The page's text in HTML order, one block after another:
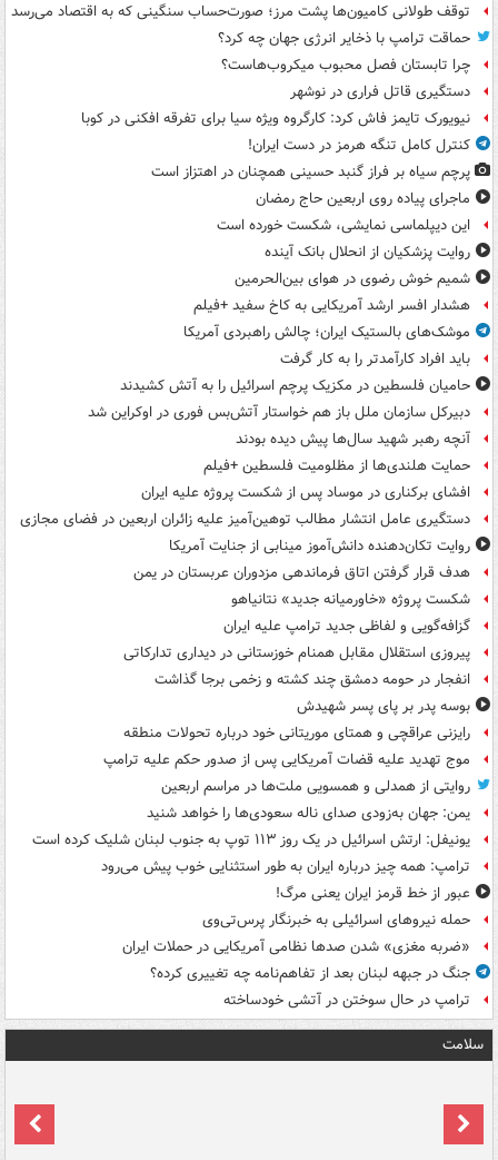
توقف طولانی کامیون‌ها پشت مرز؛ صورت‌حساب سنگینی که به اقتصاد می‌رسد
حماقت ترامپ با ذخایر انرژی جهان چه کرد؟
چرا تابستان فصل محبوب میکروب‌هاست؟
دستگیری قاتل فراری در نوشهر
نیویورک تایمز فاش کرد: کارگروه ویژه سیا برای تفرقه افکنی در کوبا
کنترل کامل تنگه هرمز در دست ایران!
پرچم سیاه بر فراز گنبد حسینی همچنان در اهتزاز است
ماجرای پیاده روی اربعین حاج رمضان
این دیپلماسی نمایشی، شکست خورده است
روایت پزشکیان از انحلال بانک آینده
شمیم خوش رضوی در هوای بین‌الحرمین
هشدار افسر ارشد آمریکایی به کاخ سفید +فیلم
موشک‌های بالستیک ایران؛ چالش راهبردی آمریکا
باید افراد کارآمدتر را به کار گرفت
حامیان فلسطین در مکزیک پرچم اسرائیل را به آتش کشیدند
دبیرکل سازمان ملل باز هم خواستار آتش‌بس فوری در اوکراین شد
آنچه رهبر شهید سال‌ها پیش دیده بودند
حمایت هلندی‌ها از مظلومیت فلسطین +فیلم
افشای برکناری در موساد پس از شکست پروژه علیه ایران
دستگیری عامل انتشار مطالب توهین‌آمیز علیه زائران اربعین در فضای مجازی
روایت تکان‌دهنده دانش‌آموز مینابی از جنایت آمریکا
هدف قرار گرفتن اتاق‌ فرماندهی مزدوران عربستان در یمن
شکست پروژه «خاورمیانه جدید» نتانیاهو
گزافه‌گویی و لفاظی جدید ترامپ علیه ایران
پیروزی استقلال مقابل همنام خوزستانی در دیداری تدارکاتی
انفجار در حومه دمشق چند کشته و زخمی برجا گذاشت
بوسه‌ پدر بر پای پسر شهیدش
رایزنی عراقچی و همتای موریتانی خود درباره تحولات منطقه
موج تهدید علیه قضات آمریکایی پس از صدور حکم علیه ترامپ
روایتی از همدلی و همسویی ملت‌ها در مراسم اربعین
یمن: جهان به‌زودی صدای ناله سعودی‌ها را خواهد شنید
یونیفل: ارتش اسرائیل در یک روز ۱۱۳ توپ به جنوب لبنان شلیک کرده است
ترامپ: همه چیز درباره ایران به طور استثنایی خوب پیش می‌رود
عبور از خط قرمز ایران یعنی مرگ!
حمله نیروهای اسرائیلی به خبرنگار پرس‌تی‌وی
«ضربه مغزی» شدن صدها نظامی آمریکایی در حملات ایران
جنگ در جبهه لبنان بعد از تفاهم‌نامه چه تغییری کرده؟
ترامپ در حال سوختن در آتشی خودساخته
سلامت